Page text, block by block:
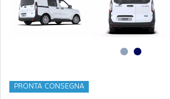
PRONTA CONSEGNA